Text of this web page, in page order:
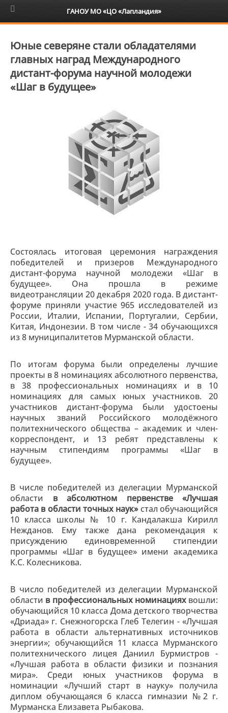
6+
Юные северяне стали обладателями
главных наград Международного
дистант-форума научной молодежи
«Шаг в будущее»
Состоялась итоговая церемония награждения
победителей и призеров Международного
дистант-форума научной молодежи «Шаг в
будущее». Она прошла в режиме
видеотрансляции 20 декабря 2020 года. В дистант-
форуме приняли участие 965 исследователей из
России, Италии, Испании, Португалии, Сербии,
Китая, Индонезии. В том числе - 34 обучающихся
из 8 муниципалитетов Мурманской области.
По итогам форума были определены лучшие
проекты в 8 номинациях абсолютного первенства,
в 38 профессиональных номинациях и в 10
номинациях для самых юных участников. 20
участников дистант-форума были удостоены
научных званий Российского молодёжного
политехнического общества – академик и член-
корреспондент, и 13 ребят представлены к
научным стипендиям программы «Шаг в
будущее».
В числе победителей из делегации Мурманской
области в абсолютном первенстве «Лучшая
работа в области точных наук»стал обучающийся
10 класса школы № 10 г. Кандалакша Кирилл
Нежданов. Ему также дана рекомендация к
присуждению единовременной стипендии
программы «Шаг в будущее» имени академика
К.С. Колесникова.
В число победителей из делегации Мурманской
области в профессиональных номинациях вошли:
обучающийся 10 класса Дома детского творчества
«Дриада» г. Снежногорска Глеб Телегин - «Лучшая
работа в области альтернативных источников
энергии»; обучающийся 11 класса Мурманского
политехнического лицея Даниил Бурмистров -
«Лучшая работа в области физики и познания
мира». Среди юных участников форума в
номинации «Лучший старт в науку» получила
диплом обучающаяся 6 класса гимназии №2 г.
Мурманска Елизавета Рыбакова.
ГАНОУ МО «ЦО «Лапландия»